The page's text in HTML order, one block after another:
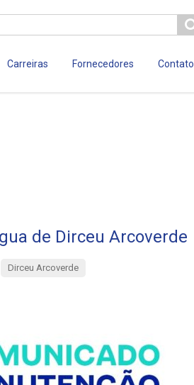
Carreiras Fornecedores Contato
de Dirceu Arcoverde
Dirceu Arcoverde